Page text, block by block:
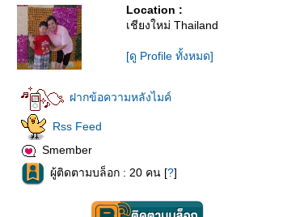
Location :
เชียงใหม่ Thailand
[ดู Profile ทั้งหมด]
ฝากข้อความหลังไมค์
Rss Feed
Smember
ผู้ติดตามบล็อก : 20 คน [?]